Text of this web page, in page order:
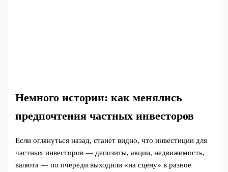
Немного истории: как менялись
предпочтения частных инвесторов
Если оглянуться назад, станет видно, что инвестиции для
частных инвесторов — депозиты, акции, недвижимость,
валюта — по очереди выходили «на сцену» в разное